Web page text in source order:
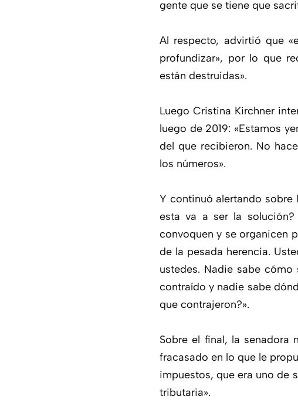
gente que se tiene que
Al respecto, advirtió que
profundizar», por lo que
están destruidas».
Luego Cristina Kirchner
luego de 2019: «Estamos
del que recibieron. No
los números».
Y continuó alertando sobre
esta va a ser la
convoquen y se organicen
de la pesada herencia.
ustedes. Nadie sabe
contraído y nadie sabe
que contrajeron?».
Sobre el final, la senadora
fracasado en lo que le
impuestos, que era uno de
tributaria».